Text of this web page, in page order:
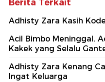
Berita Terkait
Adhisty Zara Kasih
Acil Bimbo Meninggal,
Kakek yang Selalu
Adhisty Zara Kenang
Ingat Keluarga